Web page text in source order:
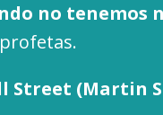
no tenemos
Street (Martin